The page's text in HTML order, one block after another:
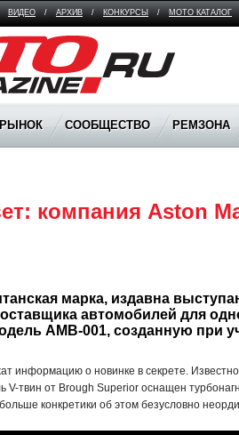
ВИДЕО / АРХИВ / КОНКУРСЫ / МОТО КАТАЛОГ
РЫНОК СООБЩЕСТВО РЕМЗОНА
компания Aston
марка, издавна
автомобилей для
AMB-001, созданную при
информацию о новинке в секрете.
V-твин от Brough Superior оснащен
конкретики об этом безусловно